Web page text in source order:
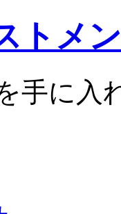
トメ
手に入